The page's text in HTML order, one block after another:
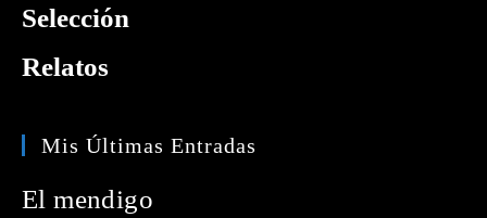
Selección
Relatos
Mis Últimas Entradas
El mendigo